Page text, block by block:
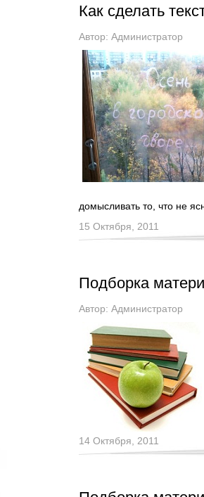
Как сделать
Автор: Администратор
домысливать то, что не
15 Октября, 2011
Подборка
Автор: Администратор
14 Октября, 2011